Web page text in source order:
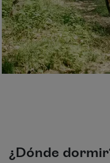
¿Dónde